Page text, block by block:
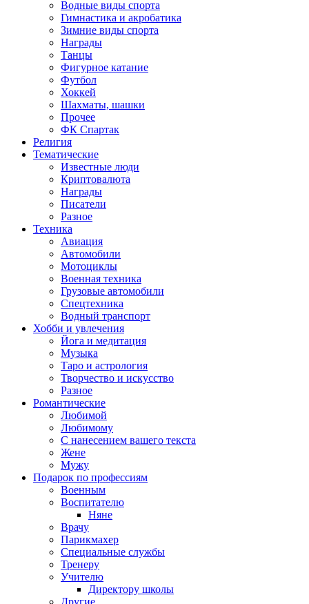
Водные виды спорта
Гимнастика и акробатика
Зимние виды спорта
Награды
Танцы
Фигурное катание
Футбол
Хоккей
Шахматы, шашки
Прочее
ФК Спартак
Религия
Тематические
Известные люди
Криптовалюта
Награды
Писатели
Разное
Техника
Авиация
Автомобили
Мотоциклы
Военная техника
Грузовые автомобили
Спецтехника
Водный транспорт
Хобби и увлечения
Йога и медитация
Музыка
Таро и астрология
Творчество и искусство
Разное
Романтические
Любимой
Любимому
С нанесением вашего текста
Жене
Мужу
Подарок по профессиям
Военным
Воспитателю
Няне
Врачу
Парикмахер
Специальные службы
Тренеру
Учителю
Директору школы
Другие